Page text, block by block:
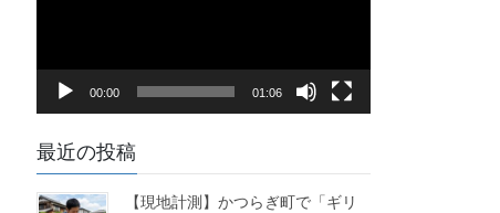
ヤ
00:00 01:06
最近の投稿
【現地計測】かつらぎ町で「ギリ